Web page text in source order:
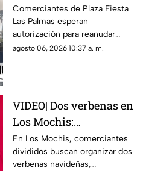
esperan autorización
para reabrir tras
incendio
Comerciantes de Plaza Fiesta
Las Palmas esperan
autorización para reanudar
actividades tras incendio en
agosto 06, 2026 10:37 a. m.
VIDEO| Dos verbenas en
Los Mochis:
comerciantes buscan
su propio espacio
En Los Mochis, comerciantes
divididos buscan organizar dos
verbenas navideñas,